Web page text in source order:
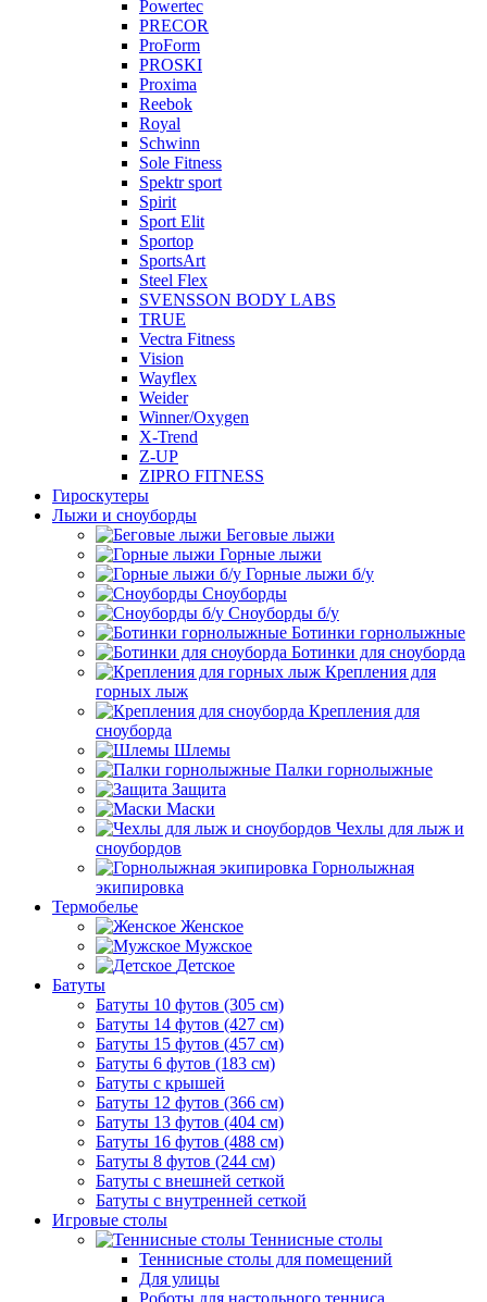
Powertec
PRECOR
ProForm
PROSKI
Proxima
Reebok
Royal
Schwinn
Sole Fitness
Spektr sport
Spirit
Sport Elit
Sportop
SportsArt
Steel Flex
SVENSSON BODY LABS
TRUE
Vectra Fitness
Vision
Wayflex
Weider
Winner/Oxygen
X-Trend
Z-UP
ZIPRO FITNESS
Гироскутеры
Лыжи и сноуборды
Беговые лыжи
Горные лыжи
Горные лыжи б/у
Сноуборды
Сноуборды б/у
Ботинки горнолыжные
Ботинки для сноуборда
Крепления для
горных лыж
Крепления для
сноуборда
Шлемы
Палки горнолыжные
Защита
Маски
Чехлы для лыж и
сноубордов
Горнолыжная
экипировка
Термобелье
Женское
Мужское
Детское
Батуты
Батуты 10 футов (305 см)
Батуты 14 футов (427 см)
Батуты 15 футов (457 см)
Батуты 6 футов (183 см)
Батуты с крышей
Батуты 12 футов (366 см)
Батуты 13 футов (404 см)
Батуты 16 футов (488 см)
Батуты 8 футов (244 см)
Батуты с внешней сеткой
Батуты с внутренней сеткой
Игровые столы
Теннисные столы
Теннисные столы для помещений
Для улицы
Роботы для настольного тенниса